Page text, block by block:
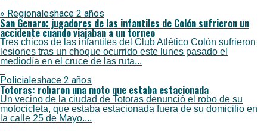
» Regionaleshace 2 años
San Genaro: jugadores de las infantiles de Colón sufrieron un
accidente cuando viajaban a un torneo
Tres chicos de las infantiles del Club Atlético Colón sufrieron
lesiones tras un choque ocurrido este lunes pasado el
mediodía en el cruce de las ruta...
Policialeshace 2 años
Totoras: robaron una moto que estaba estacionada
Un vecino de la ciudad de Totoras denunció el robo de su
motocicleta, que estaba estacionada fuera de su domicilio en
la calle 25 de Mayo....